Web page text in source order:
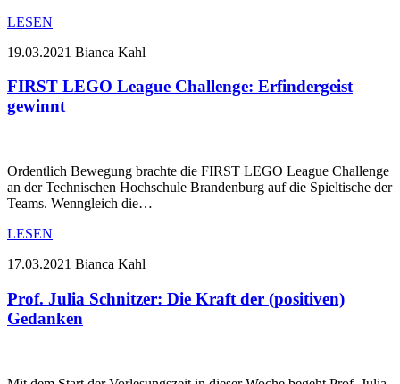
LESEN
19.03.2021 Bianca Kahl
FIRST LEGO League Challenge: Erfindergeist
gewinnt
Ordentlich Bewegung brachte die FIRST LEGO League Challenge
an der Technischen Hochschule Brandenburg auf die Spieltische der
Teams. Wenngleich die…
LESEN
17.03.2021 Bianca Kahl
Prof. Julia Schnitzer: Die Kraft der (positiven)
Gedanken